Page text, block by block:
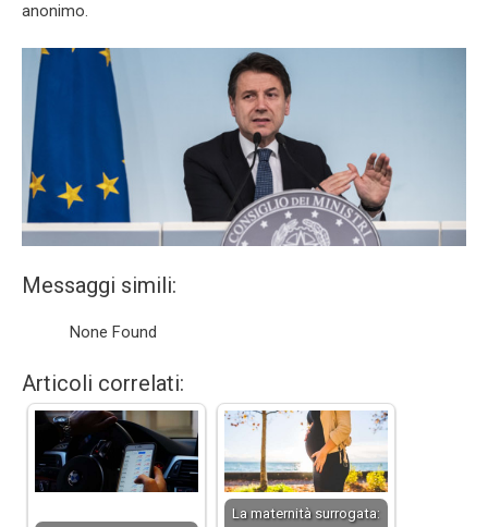
anonimo.
Messaggi simili:
None Found
Articoli correlati:
La maternità surrogata: